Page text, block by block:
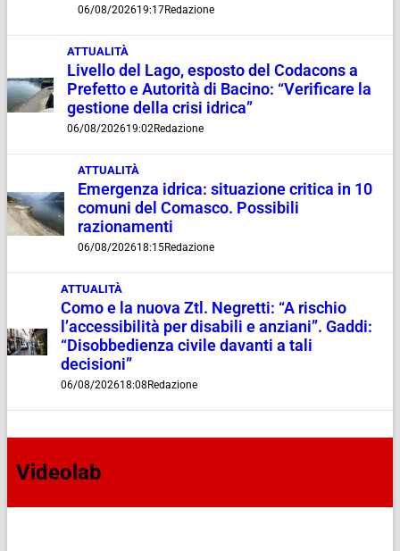
06/08/202619:17Redazione
ATTUALITÀ
Livello del Lago, esposto del Codacons a
Prefetto e Autorità di Bacino: “Verificare la
gestione della crisi idrica”
06/08/202619:02Redazione
ATTUALITÀ
Emergenza idrica: situazione critica in 10
comuni del Comasco. Possibili
razionamenti
06/08/202618:15Redazione
ATTUALITÀ
Como e la nuova Ztl. Negretti: “A rischio
l’accessibilità per disabili e anziani”. Gaddi:
“Disobbedienza civile davanti a tali
decisioni”
06/08/202618:08 Redazione
Videolab